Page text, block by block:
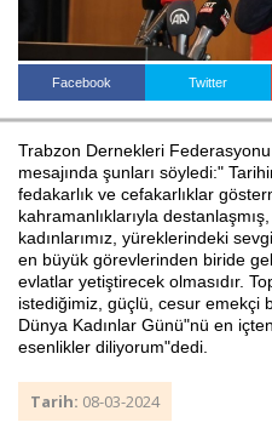
Facebook Twitter
Trabzon Dernekleri
mesajında şunları söyledi:"
fedakarlık ve cefakarlıklar
kahramanlıklarıyla
kadınlarımız, yüreklerindeki
en büyük görevlerinden biride
evlatlar yetiştirecek olmasıdır.
istediğimiz, güçlü, cesur emekçi
Dünya Kadınlar Günü"nü en
esenlikler diliyorum"dedi.
Tarih: 08-03-2024